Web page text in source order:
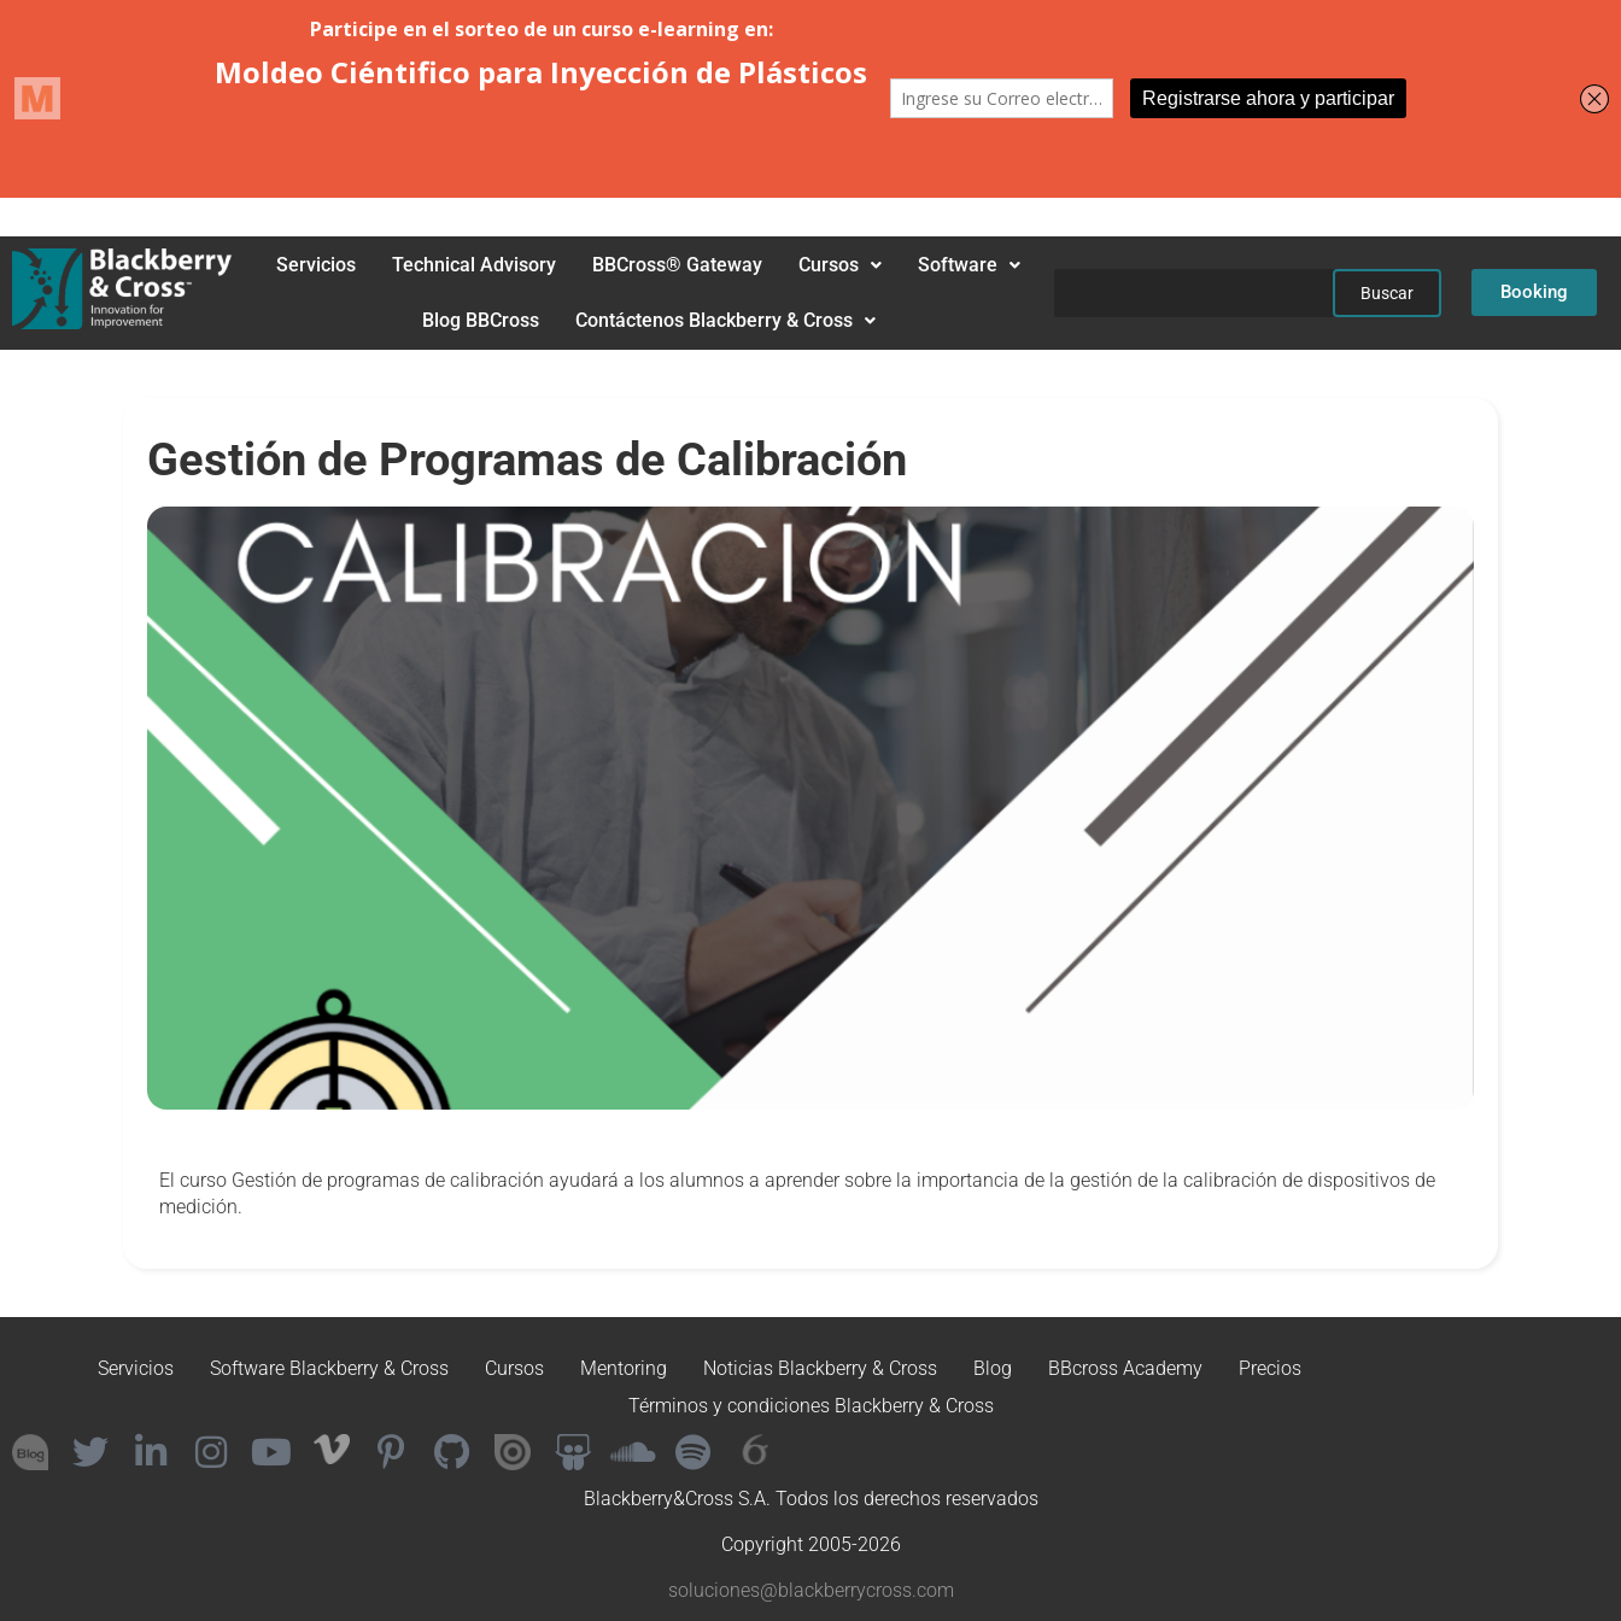
Servicios Technical Advisory BBCross® Gateway Cursos Software
Blog BBCross Contáctenos Blackberry & Cross
Booking
Gestión de Programas de Calibración
El curso Gestión de programas de calibración ayudará a los alumnos a aprender sobre la importancia de la gestión de la calibración de dispositivos de
medición.
Servicios Software Blackberry & Cross Cursos Mentoring Noticias Blackberry & Cross Blog BBcross Academy
Precios
Términos y condiciones Blackberry & Cross
Blackberry&Cross S.A. Todos los derechos reservados
Copyright 2005-2026
soluciones@blackberrycross.com